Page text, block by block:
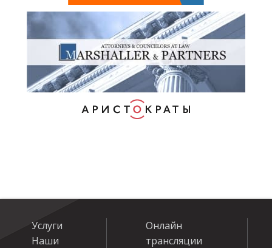
Услуги
Наши
Онлайн
трансляции